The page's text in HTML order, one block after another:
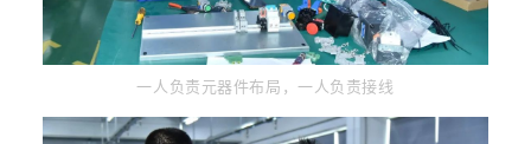
一人负责元器件布局，一人负责接线